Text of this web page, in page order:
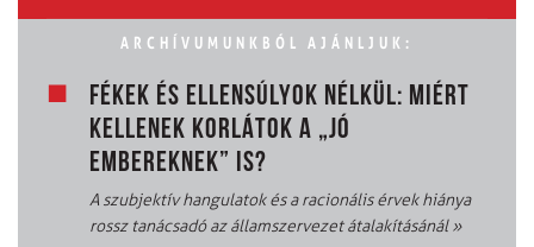
ARCHÍVUMUNKBÓL AJÁNLJUK:
FÉKEK ÉS ELLENSÚLYOK NÉLKÜL: MIÉRT
KELLENEK KORLÁTOK A „JÓ
EMBEREKNEK” IS?
A szubjektív hangulatok és a racionális érvek hiánya
rossz tanácsadó az államszervezet átalakításánál»